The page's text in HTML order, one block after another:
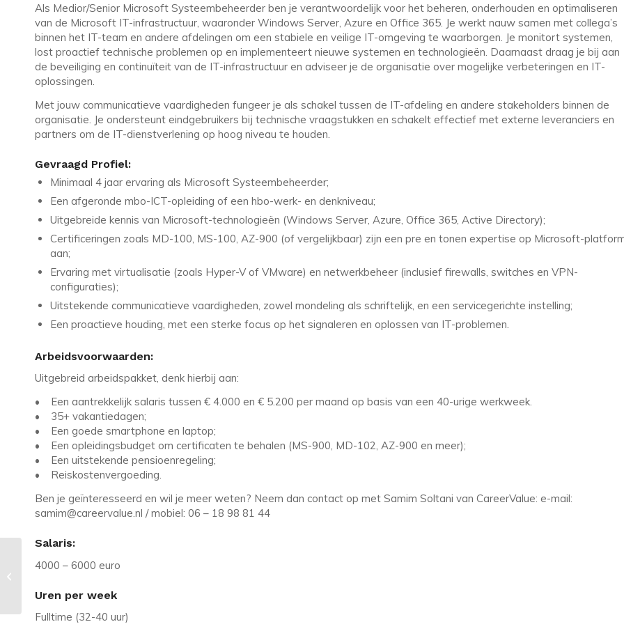
Als Medior/Senior Microsoft Systeembeheerder ben je verantwoordelijk voor het beheren, onderhouden en optimaliseren
van de Microsoft IT-infrastructuur, waaronder Windows Server, Azure en Office 365. Je werkt nauw samen met collega’s
binnen het IT-team en andere afdelingen om een stabiele en veilige IT-omgeving te waarborgen. Je monitort systemen,
lost proactief technische problemen op en implementeert nieuwe systemen en technologieën. Daarnaast draag je bij aan
de beveiliging en continuïteit van de IT-infrastructuur en adviseer je de organisatie over mogelijke verbeteringen en IT-
oplossingen.
Met jouw communicatieve vaardigheden fungeer je als schakel tussen de IT-afdeling en andere stakeholders binnen de
organisatie. Je ondersteunt eindgebruikers bij technische vraagstukken en schakelt effectief met externe leveranciers en
partners om de IT-dienstverlening op hoog niveau te houden.
Gevraagd Profiel:
Minimaal 4 jaar ervaring als Microsoft Systeembeheerder;
Een afgeronde mbo-ICT-opleiding of een hbo-werk- en denkniveau;
Uitgebreide kennis van Microsoft-technologieën (Windows Server, Azure, Office 365, Active Directory);
Certificeringen zoals MD-100, MS-100, AZ-900 (of vergelijkbaar) zijn een pre en tonen expertise op Microsoft-
aan;
Ervaring met virtualisatie (zoals Hyper-V of VMware) en netwerkbeheer (inclusief firewalls, switches en VPN-
configuraties);
Uitstekende communicatieve vaardigheden, zowel mondeling als schriftelijk, en een servicegerichte instelling;
Een proactieve houding, met een sterke focus op het signaleren en oplossen van IT-problemen.
Arbeidsvoorwaarden:
Uitgebreid arbeidspakket, denk hierbij aan:
• Een aantrekkelijk salaris tussen € 4.000 en € 5.200 per maand op basis van een 40-urige werkweek.
• 35+ vakantiedagen;
• Een goede smartphone en laptop;
• Een opleidingsbudget om certificaten te behalen (MS-900, MD-102, AZ-900 en meer);
• Een uitstekende pensioenregeling;
• Reiskostenvergoeding.
Ben je geïnteresseerd en wil je meer weten? Neem dan contact op met Samim Soltani van CareerValue: e-mail:
samim@careervalue.nl / mobiel: 06 – 18 98 81 44
Salaris:
4000 – 6000 euro
Uren per week
Fulltime (32-40 uur)
Vacature in Eindhoven: Freelance